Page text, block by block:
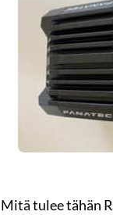
Mitä tulee tähän